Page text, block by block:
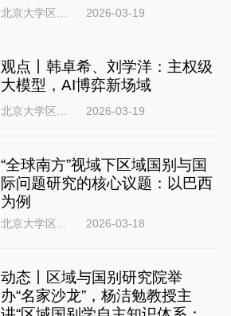
2026-03-19
观点丨韩卓希、刘学洋：主权级
大模型，AI博弈新场域
2026-03-19
“全球南方”视域下区域国别与国
际问题研究的核心议题：以巴西
为例
北京大学区域与国别研究院 2026-03-18
动态丨区域与国别研究院举
办“名家沙龙”，杨洁勉教授主